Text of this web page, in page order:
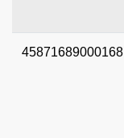
45871689000168